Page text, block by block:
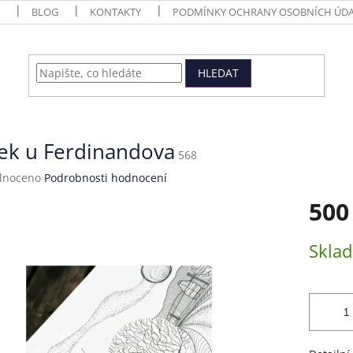
BLOG KONTAKTY PODMÍNKY OCHRANY OSOBNÍCH
HLEDAT
u Ferdinandova 568
Podrobnosti hodnocení
cena: